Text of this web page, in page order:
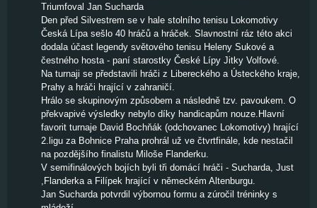
Triumfoval Jan Sucharda
Den před Silvestrem se v hale stolního tenisu Lokomotivy
Česká Lípa sešlo 40 hráčů a hráček. Slavnostní ráz této akci
dodala účast legendy světového tenisu Heleny Sukové a
čestného hosta - paní starostky České Lípy Jitky Volfové.
Na turnaji se představili hráči z Libereckého a Ústeckého kraje,
Prahy a hráči hrající v zahraničí.
Hrálo se skupinovým způsobem a následně tzv. pavoukem. O
překvapivé výsledky nebylo díky handicapům nouze.Hlavní
favorit turnaje David Bochňák (odchovanec Lokomotivy) hrající
2.ligu za Bohnice Praha prohrál už ve čtvrtfinále, kde nestačil
na pozdějšího finalistu Miloše Flanderku.
V semifinálových bojích byli tři domácí hráči - Sucharda, Just
,Flanderka a Filípek hrající v německém Altenburgu.
Jan Sucharda potvrdil výbornou formu a zúročil tréninky s